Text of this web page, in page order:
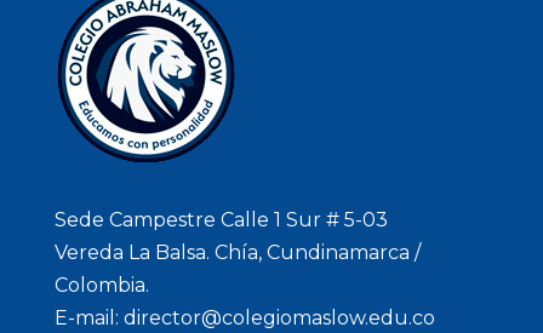
Sede Campestre Calle 1 Sur # 5-03
Vereda La Balsa. Chía, Cundinamarca /
Colombia.
E-mail: director@colegiomaslow.edu.co